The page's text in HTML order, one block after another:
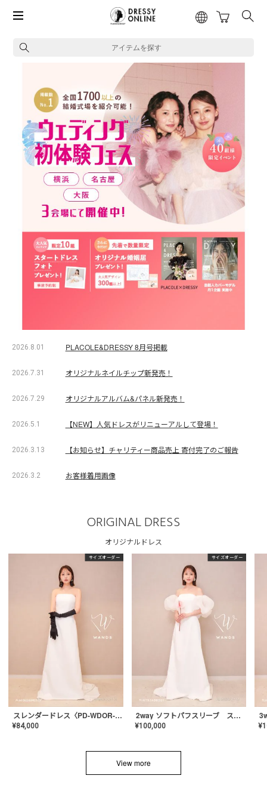
アイテムを探す
2026.8.01 PLACOLE&DRESSY 8月号掲載
2026.7.31 オリジナルネイルチップ新発売！
2026.7.29 オリジナルアルバム&パネル新発売！
2026.5.1 【NEW】人気ドレスがリニューアルして登場！
2026.3.13 【お知らせ】チャリティー商品売上 寄付完了のご報告
2026.3.2 お客様着用画像
ORIGINAL DRESS
オリジナルドレス
サイズオーダー
スレンダードレス〈PD-WDOR-2110〉
¥84,000
サイズオーダー
2way ソフトパフスリーブ スレンダードレス〈PD-WDOR-2112〉
¥100,000 ¥
View more